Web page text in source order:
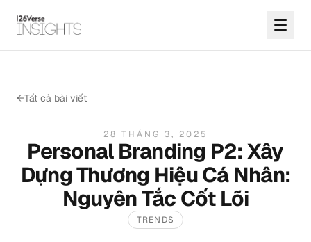
←Tất cả bài viết
28 THÁNG 3, 2025
Personal Branding P2: Xây
Dựng Thương Hiệu Cá Nhân:
Nguyên Tắc Cốt Lõi
TRENDS